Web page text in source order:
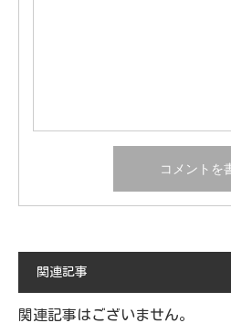
関連記事
関連記事はございません。